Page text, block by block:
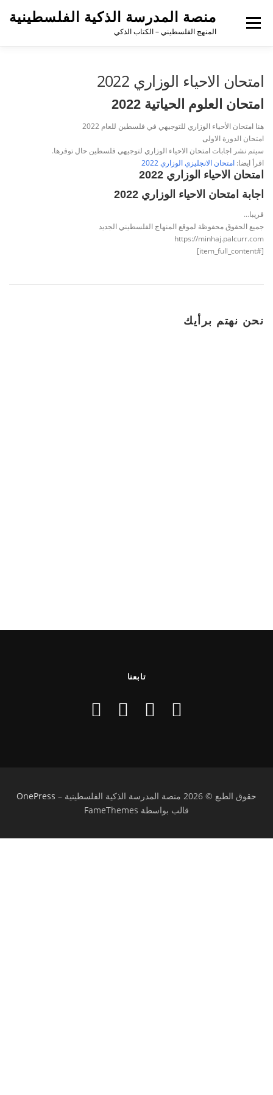
منصة المدرسة الذكية الفلسطينية
المنهج الفلسطيني – الكتاب الذكي
القائمة
امتحان الاحياء الوزاري 2022
امتحان العلوم الحياتية 2022
هنا امتحان الأحياء الوزاري للتوجيهي في فلسطين للعام 2022
امتحان الدورة الاولى
سيتم نشر اجابات امتحان الاحياء الوزاري لتوجيهي فلسطين حال توفرها.
اقرأ ايضا: امتحان الانجليزي الوزاري 2022
امتحان الاحياء الوزاري 2022
اجابة امتحان الاحياء الوزاري 2022
قريبا…
جميع الحقوق محفوظة لموقع المنهاج الفلسطيني الجديد
https://minhaj.palcurr.com
[#item_full_content]
نحن نهتم برأيك
تابعنا
حقوق الطبع © 2026 منصة المدرسة الذكية الفلسطينية –
OnePress
قالب بواسطة FameThemes